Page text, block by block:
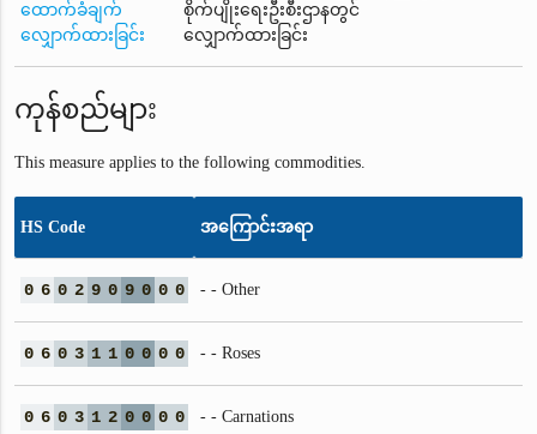
ထောက်ခံချက်
လျှောက်ထားခြင်း
စိုက်ပျိုးရေးဦးစီးဌာနတွင်
လျှောက်ထားခြင်း
ကုန်စည်များ
This measure applies to the following commodities.
HS Code အကြောင်းအရာ
0 6 0 2 9 0 9 0 0 0 - - Other
0 6 0 3 1 1 0 0 0 0 - - Roses
0 6 0 3 1 2 0 0 0 0 - - Carnations